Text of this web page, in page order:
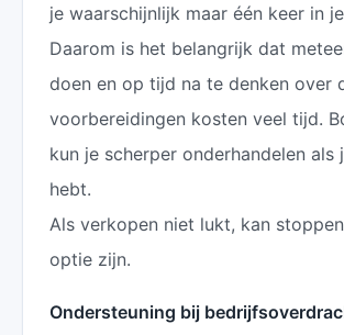
je waarschijnlijk maar één keer in
Daarom is het belangrijk dat
doen en op tijd na te denken over
voorbereidingen kosten veel tijd.
kun je scherper onderhandelen als
hebt.
Als verkopen niet lukt, kan
optie zijn.
Ondersteuning bij